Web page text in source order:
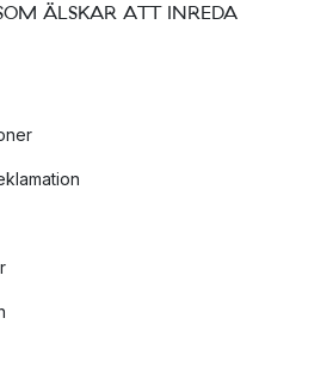
ÄLSKAR ATT INREDA